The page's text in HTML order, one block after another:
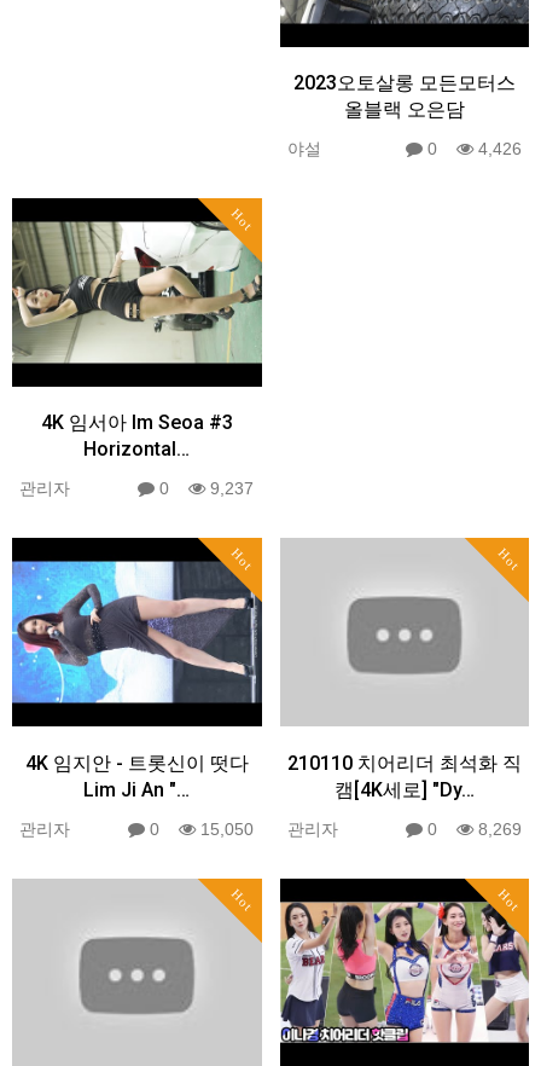
2023오토살롱 모든모터스
올블랙 오은담
야설 0 4,426
Hot
4K 임서아 Im Seoa #3
Horizontal…
관리자 0 9,237
Hot
4K 임지안 - 트롯신이 떳다
Lim Ji An "…
관리자 0 15,050
Hot
210110 치어리더 최석화 직
캠[4K세로] "Dy…
관리자 0 8,269
Hot Hot